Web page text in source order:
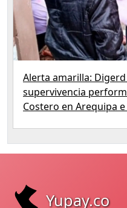
Alerta amarilla:
supervivencia
Costero en Arequipa e
Yupay.co